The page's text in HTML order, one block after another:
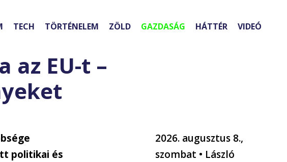
TECH TÖRTÉNELEM ZÖLD GAZDASÁG HÁTTÉR VIDEÓ
az EU-t –
politikai és
2026. augusztus 8.,
szombat • László